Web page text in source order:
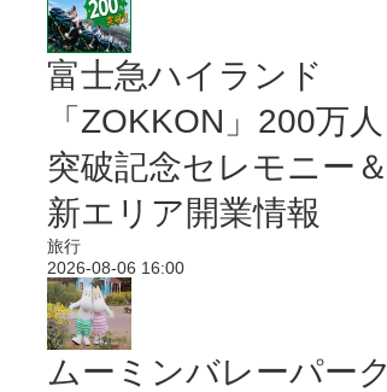
富士急ハイランド
「ZOKKON」200万人
突破記念セレモニー＆
新エリア開業情報
旅行
2026-08-06 16:00
ムーミンバレーパーク